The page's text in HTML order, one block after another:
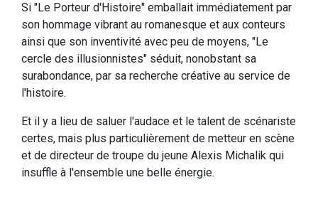
Si "Le Porteur d'Histoire" emballait immédiatement par
son hommage vibrant au romanesque et aux conteurs
ainsi que son inventivité avec peu de moyens, "Le
cercle des illusionnistes" séduit, nonobstant sa
surabondance, par sa recherche créative au service de
l'histoire.
Et il y a lieu de saluer l'audace et le talent de scénariste
certes, mais plus particulièrement de metteur en scène
et de directeur de troupe du jeune Alexis Michalik qui
insuffle à l'ensemble une belle énergie.